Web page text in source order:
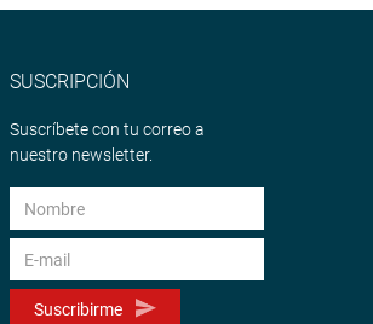
SUSCRIPCIÓN
Suscríbete con tu correo a
nuestro newsletter.
Suscribirme